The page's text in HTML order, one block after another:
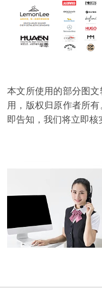
本文所使用的部分图
用，版权归原作者所
即告知，我们将立即核